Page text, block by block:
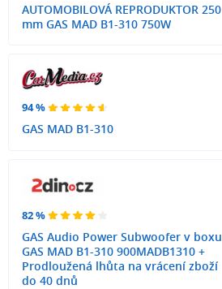
AUTOMOBILOVÁ REPRODUKTOR 250
mm GAS MAD B1-310 750W
94 %
GAS MAD B1-310
82 %
GAS Audio Power Subwoofer v boxu
GAS MAD B1-310 900MADB1310 +
Prodloužená lhůta na vrácení zboží
do 40 dnů